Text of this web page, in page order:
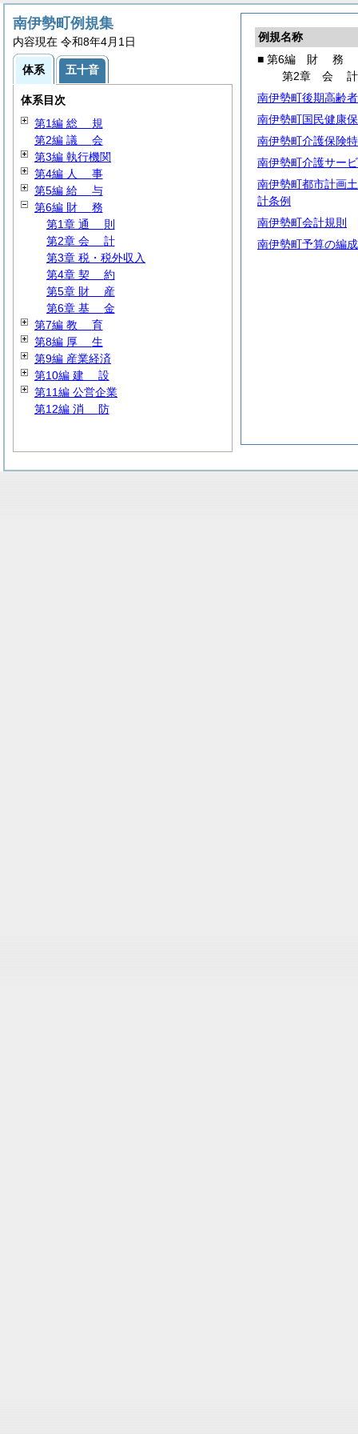
例規名称
■ 第6編 財 務
第2章 会計
南伊勢町後期高齢
南伊勢町国民健康
南伊勢町介護保険
南伊勢町介護サー
南伊勢町都市計画
計条例
南伊勢町会計規則
南伊勢町予算の編
南伊勢町例規集
内容現在 令和8年4月1日
体系 五十音
体系目次
第1編 総 規
第2編 議 会
第3編 執行機関
第4編 人 事
第5編 給 与
第6編 財 務
第1章 通 則
第2章 会 計
第3章 税・税外収入
第4章 契 約
第5章 財 産
第6章 基 金
第7編 教 育
第8編 厚 生
第9編 産業経済
第10編 建 設
第11編 公営企業
第12編 消 防